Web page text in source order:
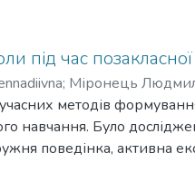
любов до
дітей старшого
виховання дітей
дітей старшого
екологічного виховання.
під час
; Міронець
методів
навчання. Було
поведінка, активна